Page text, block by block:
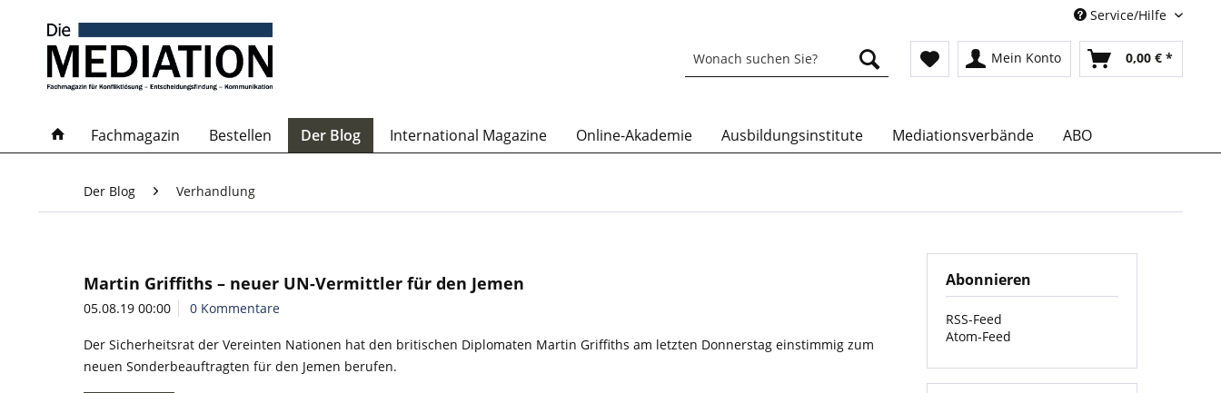
Service/Hilfe
Mein Konto 0,00 € *
Fachmagazin Bestellen Der Blog International Magazine Online-Akademie Ausbildungsinstitute Mediationsverbände ABO
Der Blog Verhandlung
Abonnieren
RSS-Feed
Atom-Feed
Martin Griffiths – neuer UN-Vermittler für den Jemen
05.08.19 00:00 0 Kommentare
Der Sicherheitsrat der Vereinten Nationen hat den britischen Diplomaten Martin Griffiths am letzten Donnerstag einstimmig zum
neuen Sonderbeauftragten für den Jemen berufen.